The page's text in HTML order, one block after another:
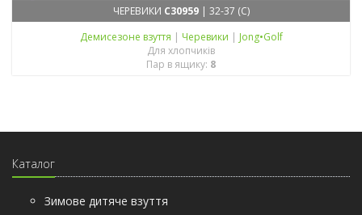
ЧЕРЕВИКИ C30959| 32-37 (C)
Демисезонe взуття | Черевики | Jong•Golf
Для хлопчиків
Пар в ящику: 8
Каталог
Зимове дитяче взуття